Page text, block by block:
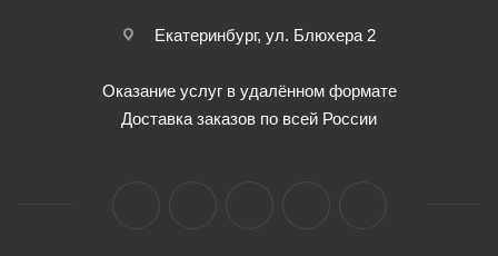
Екатеринбург, ул. Блюхера 2
Оказание услуг в удалённом формате
Доставка заказов по всей России